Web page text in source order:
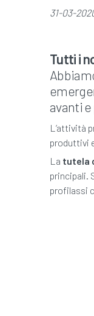
31-03-
Tutti i
avanti
L’attività
produttivi
La tutela
principali.
profilassi